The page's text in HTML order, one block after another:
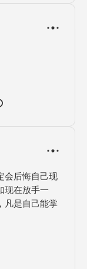
会后悔自己现
现在放手一
凡是自己能掌